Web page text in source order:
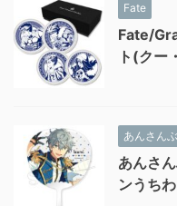
Fate
Fate/
ト(クー
あんさん
あんさ
ンうち